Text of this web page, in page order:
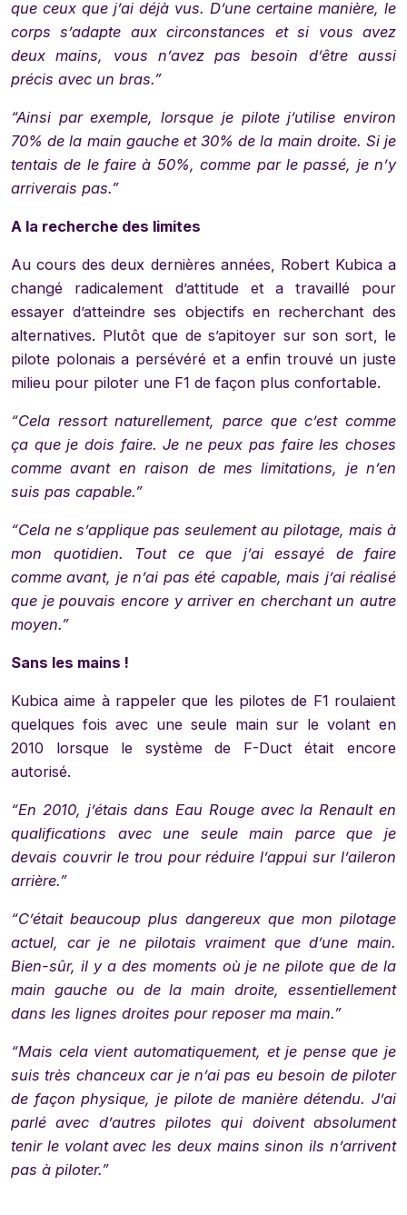
que ceux que j’ai déjà vus. D’une certaine manière, le
corps s’adapte aux circonstances et si vous avez
deux mains, vous n’avez pas besoin d’être aussi
précis avec un bras.”
“Ainsi par exemple, lorsque je pilote j’utilise environ
70% de la main gauche et 30% de la main droite. Si je
tentais de le faire à 50%, comme par le passé, je n’y
arriverais pas.”
A la recherche des limites
Au cours des deux dernières années, Robert Kubica a
changé radicalement d’attitude et a travaillé pour
essayer d’atteindre ses objectifs en recherchant des
alternatives. Plutôt que de s’apitoyer sur son sort, le
pilote polonais a persévéré et a enfin trouvé un juste
milieu pour piloter une F1 de façon plus confortable.
“Cela ressort naturellement, parce que c’est comme
ça que je dois faire. Je ne peux pas faire les choses
comme avant en raison de mes limitations, je n’en
suis pas capable.”
“Cela ne s’applique pas seulement au pilotage, mais à
mon quotidien. Tout ce que j’ai essayé de faire
comme avant, je n’ai pas été capable, mais j’ai réalisé
que je pouvais encore y arriver en cherchant un autre
moyen.”
Sans les mains !
Kubica aime à rappeler que les pilotes de F1 roulaient
quelques fois avec une seule main sur le volant en
2010 lorsque le système de F-Duct était encore
autorisé.
“En 2010, j’étais dans Eau Rouge avec la Renault en
qualifications avec une seule main parce que je
devais couvrir le trou pour réduire l’appui sur l’aileron
arrière.”
“C’était beaucoup plus dangereux que mon pilotage
actuel, car je ne pilotais vraiment que d’une main.
Bien-sûr, il y a des moments où je ne pilote que de la
main gauche ou de la main droite, essentiellement
dans les lignes droites pour reposer ma main.”
“Mais cela vient automatiquement, et je pense que je
suis très chanceux car je n’ai pas eu besoin de piloter
de façon physique, je pilote de manière détendu. J’ai
parlé avec d’autres pilotes qui doivent absolument
tenir le volant avec les deux mains sinon ils n’arrivent
pas à piloter.”